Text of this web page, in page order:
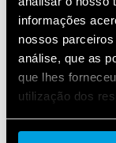
informações
nossos
análise, que as
que lhes
utilização dos
Cookie policy.